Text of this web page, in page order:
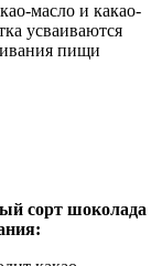
масло и какао-
усваиваются
пищи
сорт шоколада